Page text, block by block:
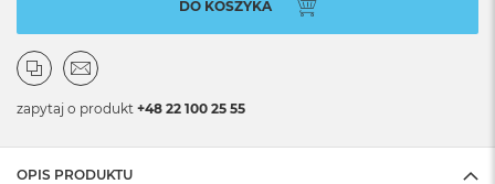
DO KOSZYKA
zapytaj o produkt +48 22 100 25 55
OPIS PRODUKTU